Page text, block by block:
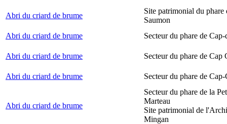
Abri du criard de brume
Site patrimonial du phare
Saumon
Abri du criard de brume
Secteur du phare de Cap-
Abri du criard de brume Secteur du phare de Cap
Abri du criard de brume Secteur du phare de Cap-
Abri du criard de brume
Secteur du phare de la
Marteau
Site patrimonial de
Mingan